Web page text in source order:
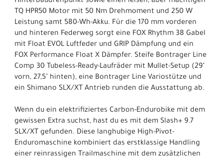
TQ HPR50 Motor mit 50 Nm Drehmoment und 250 W
Leistung samt 580-Wh-Akku. Für die 170 mm vorderen
und hinteren Federweg sorgt eine FOX Rhythm 38 Gabel
mit Float EVOL Luftfeder und GRIP Dämpfung und ein
FOX Performance Float X Dämpfer. Steife Bontrager Line
Comp 30 Tubeless-Ready-Laufräder mit Mullet-Setup (29"
vorn, 27,5" hinten), eine Bontrager Line Variostütze und
ein Shimano SLX/XT Antrieb runden die Ausstattung ab.
Wenn du ein elektrifiziertes Carbon-Endurobike mit dem
gewissen Extra suchst, hast du es mit dem Slash+ 9.7
SLX/XT gefunden. Diese langhubige High-Pivot-
Enduromaschine kombiniert das erstklassige Handling
einer reinrassigen Trailmaschine mit dem zusätzlichen